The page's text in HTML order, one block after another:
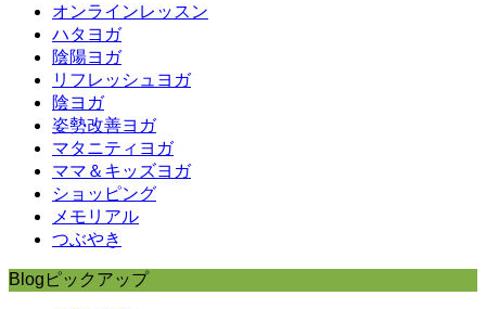
オンラインレッスン
ハタヨガ
陰陽ヨガ
リフレッシュヨガ
陰ヨガ
姿勢改善ヨガ
マタニティヨガ
ママ＆キッズヨガ
ショッピング
メモリアル
つぶやき
Blogピックアップ